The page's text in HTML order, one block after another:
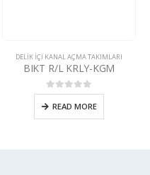
DELIK IÇI KANAL AÇMA
BIKT R/L ZCC-2
05
READ MORE